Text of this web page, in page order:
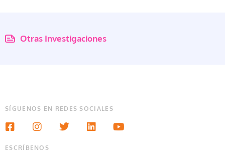
Otras Investigaciones
SÍGUENOS EN REDES SOCIALES
ESCRÍBENOS